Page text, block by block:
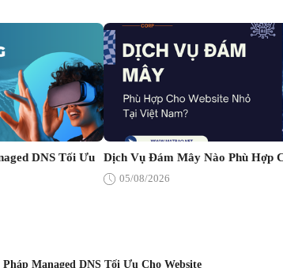
DNS Tối Ưu
Dịch Vụ Đám Mây Nào Phù Hợp
05/08/2026
Managed DNS Tối Ưu Cho Website